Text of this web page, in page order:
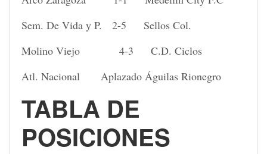
Sem. De Vida y P. 2-5 Sellos Col.
Molino Viejo 4-3 C.D. Ciclos
Atl. Nacional Aplazado Águilas Rionegro
TABLA DE
POSICIONES